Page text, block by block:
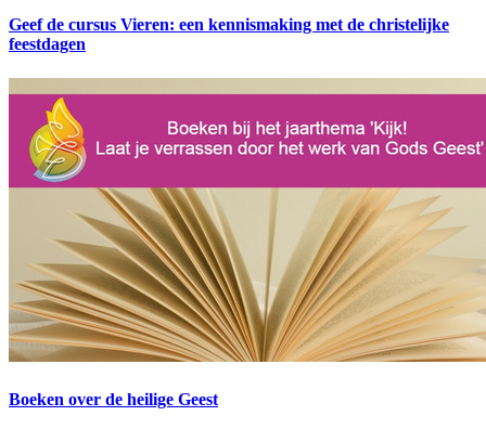
Geef de cursus Vieren: een kennismaking met de christelijke
feestdagen
Boeken over de heilige Geest